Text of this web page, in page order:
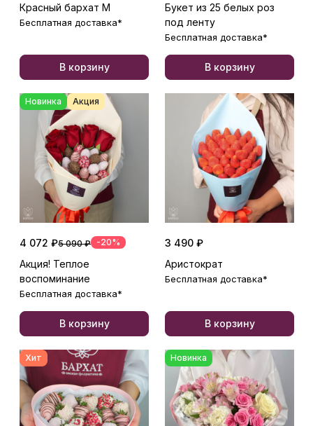
Красный бархат М
Бесплатная доставка*
В корзину
Букет из 25 белых роз
под ленту
Бесплатная доставка*
В корзину
Новинка Акция
4 072 ₽5 090 ₽ -20%
Акция! Теплое
воспоминание
Бесплатная доставка*
В корзину
3 490 ₽
Аристократ
Бесплатная доставка*
В корзину
Хит Новинка